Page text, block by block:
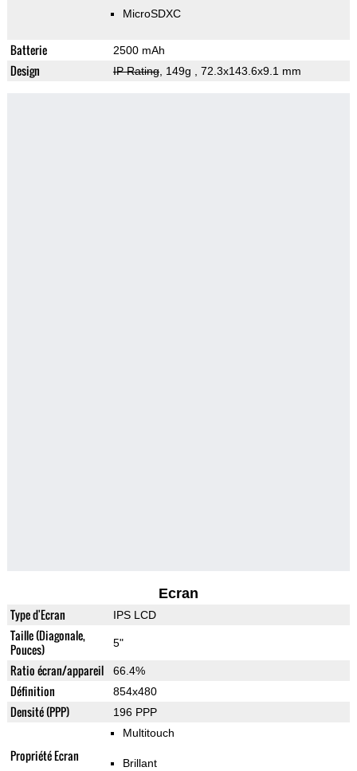
MicroSDXC
Batterie 2500 mAh
Design IP Rating, 149g , 72.3x143.6x9.1 mm
Ecran
Type d'Ecran IPS LCD
Taille (Diagonale,
Pouces)
5"
Ratio écran/appareil 66.4%
Définition 854x480
Densité (PPP) 196 PPP
Propriété Ecran
Multitouch
Brillant